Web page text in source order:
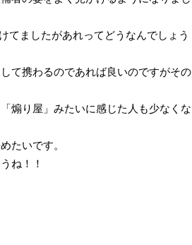
てましたがあれってどうなんでしょう
て携わるのであれば良いのですがその
煽り屋」みたいに感じた人も少なくな
たいです。
ね！！